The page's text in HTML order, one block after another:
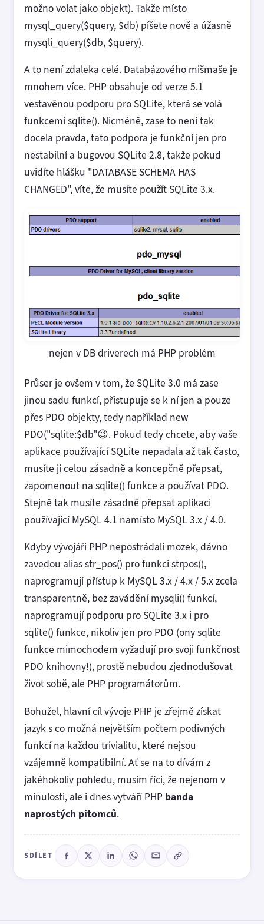
možno volat jako objekt). Takže místo
mysql_query($query, $db) píšete nově a úžasně
mysqli_query($db, $query).
A to není zdaleka celé. Databázového mišmaše je
mnohem více. PHP obsahuje od verze 5.1
vestavěnou podporu pro SQLite, která se volá
funkcemi sqlite(). Nicméně, zase to není tak
docela pravda, tato podpora je funkční jen pro
nestabilní a bugovou SQLite 2.8, takže pokud
uvidíte hlášku "DATABASE SCHEMA HAS
CHANGED", víte, že musíte použít SQLite 3.x.
nejen v DB driverech má PHP problém
Průser je ovšem v tom, že SQLite 3.0 má zase
jinou sadu funkcí, přistupuje se k ní jen a pouze
přes PDO objekty, tedy například new
PDO("sqlite:$db"😉. Pokud tedy chcete, aby vaše
aplikace používající SQLite nepadala až tak často,
musíte ji celou zásadně a koncepčně přepsat,
zapomenout na sqlite() funkce a používat PDO.
Stejně tak musíte zásadně přepsat aplikaci
používající MySQL 4.1 namísto MySQL 3.x / 4.0.
Kdyby vývojáři PHP nepostrádali mozek, dávno
zavedou alias str_pos() pro funkci strpos(),
naprogramují přístup k MySQL 3.x / 4.x / 5.x zcela
transparentně, bez zavádění mysqli() funkcí,
naprogramují podporu pro SQLite 3.x i pro
sqlite() funkce, nikoliv jen pro PDO (ony sqlite
funkce mimochodem vyžadují pro svoji funkčnost
PDO knihovny!), prostě nebudou zjednodušovat
život sobě, ale PHP programátorům.
Bohužel, hlavní cíl vývoje PHP je zřejmě získat
jazyk s co možná největším počtem podivných
funkcí na každou trivialitu, které nejsou
vzájemně kompatibilní. Ať se na to dívám z
jakéhokoliv pohledu, musím říci, že nejenom v
minulosti, ale i dnes vytváří PHP banda
naprostých pitomců.
SDÍLET